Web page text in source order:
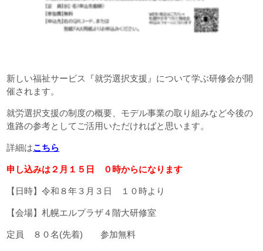
新しい福祉サービス『就労選択支援』について学ぶ研修会が開
催されます。
就労選択支援の制度の概要、モデル事業の取り組みなど今後の
進路の参考としてご活用いただければと思います。
詳細はこちら
申し込みは２月１５日 ０時からになります
【日時】令和８年３月３日 １０時より
【会場】札幌エルプラザ４階大研修室
定員 ８０名(先着) 参加無料